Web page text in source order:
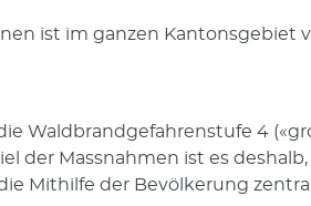
ist im ganzen Kantonsgebiet
Waldbrandgefahrenstufe 4
der Massnahmen ist es
Mithilfe der Bevölkerung